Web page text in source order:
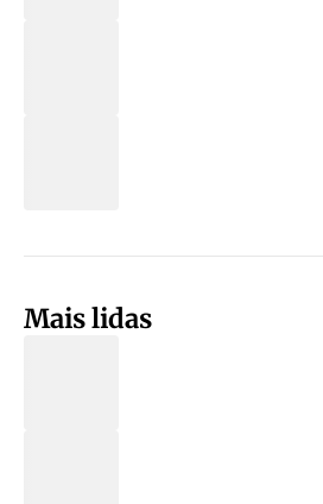
Mais lidas